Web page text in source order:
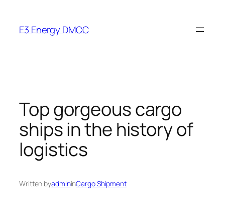
content
E3 Energy DMCC
Top gorgeous cargo
ships in the history of
logistics
Written byadmininCargo Shipment